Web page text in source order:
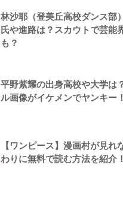
林沙耶（登美丘高校ダンス部
氏や進路は？スカウトで芸能
も？
平野紫耀の出身高校や大学は
ル画像がイケメンでヤンキー
【ワンピース】漫画村が見れ
わりに無料で読む方法を紹介！